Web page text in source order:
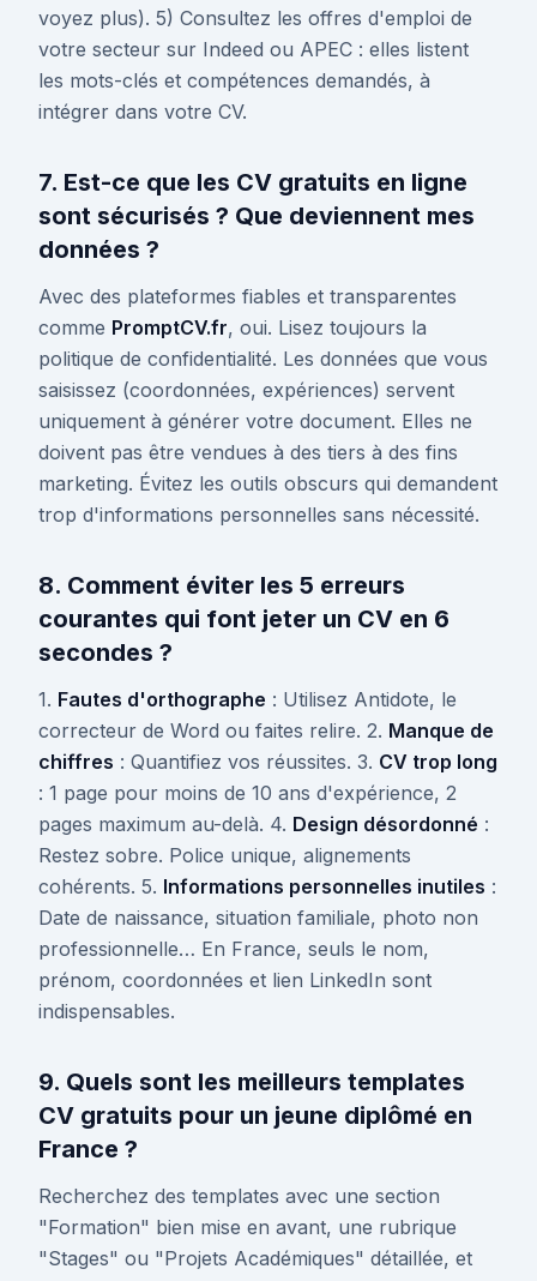
voyez plus). 5) Consultez les offres d'emploi de
votre secteur sur Indeed ou APEC : elles listent
les mots-clés et compétences demandés, à
intégrer dans votre CV.
7. Est-ce que les CV gratuits en ligne
sont sécurisés ? Que deviennent mes
données ?
Avec des plateformes fiables et transparentes
comme PromptCV.fr, oui. Lisez toujours la
politique de confidentialité. Les données que vous
saisissez (coordonnées, expériences) servent
uniquement à générer votre document. Elles ne
doivent pas être vendues à des tiers à des fins
marketing. Évitez les outils obscurs qui demandent
trop d'informations personnelles sans nécessité.
8. Comment éviter les 5 erreurs
courantes qui font jeter un CV en 6
secondes ?
1. Fautes d'orthographe : Utilisez Antidote, le
correcteur de Word ou faites relire. 2. Manque de
chiffres : Quantifiez vos réussites. 3. CV trop long
: 1 page pour moins de 10 ans d'expérience, 2
pages maximum au-delà. 4. Design désordonné :
Restez sobre. Police unique, alignements
cohérents. 5. Informations personnelles inutiles :
Date de naissance, situation familiale, photo non
professionnelle… En France, seuls le nom,
prénom, coordonnées et lien LinkedIn sont
indispensables.
9. Quels sont les meilleurs templates
CV gratuits pour un jeune diplômé en
France ?
Recherchez des templates avec une section
"Formation" bien mise en avant, une rubrique
"Stages" ou "Projets Académiques" détaillée, et